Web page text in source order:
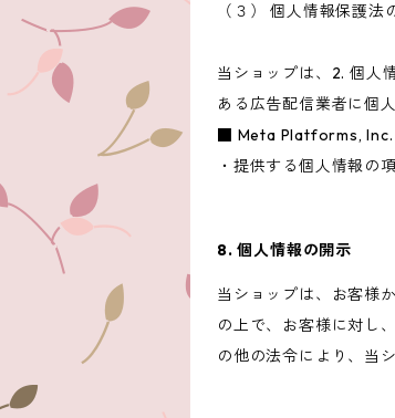
（３） 個人情報保護
当ショップは、2. 個人
ある広告配信業者に個
■ Meta Platforms, Inc.
・提供する個人情報の
8. 個人情報の開示
当ショップは、お客様
の上で、お客様に対し
の他の法令により、当